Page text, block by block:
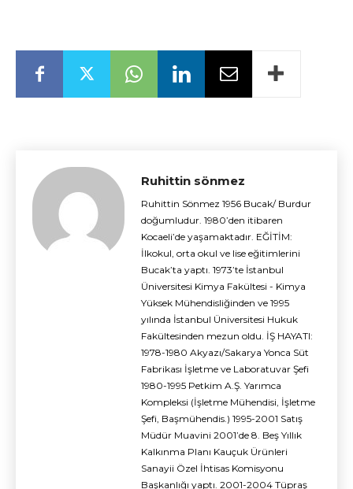
Ruhittin sönmez
Ruhittin Sönmez 1956 Bucak/ Burdur
doğumludur. 1980’den itibaren
Kocaeli’de yaşamaktadır. EĞİTİM:
İlkokul, orta okul ve lise eğitimlerini
Bucak’ta yaptı. 1973’te İstanbul
Üniversitesi Kimya Fakültesi - Kimya
Yüksek Mühendisliğinden ve 1995
yılında İstanbul Üniversitesi Hukuk
Fakültesinden mezun oldu. İŞ HAYATI:
1978-1980 Akyazı/Sakarya Yonca Süt
Fabrikası İşletme ve Laboratuvar Şefi
1980-1995 Petkim A.Ş. Yarımca
Kompleksi (İşletme Mühendisi, İşletme
Şefi, Başmühendis.) 1995-2001 Satış
Müdür Muavini 2001’de 8. Beş Yıllık
Kalkınma Planı Kauçuk Ürünleri
Sanayii Özel İhtisas Komisyonu
Başkanlığı yaptı. 2001-2004 Tüpraş